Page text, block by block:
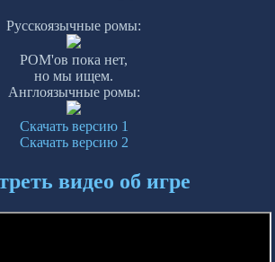
Русскоязычные ромы:
РОМ'ов пока нет,
но мы ищем.
Англоязычные ромы:
Скачать версию 1
Скачать версию 2
видео об игре